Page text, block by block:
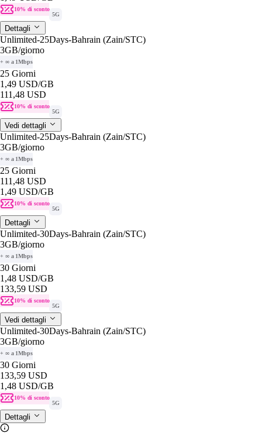
10% di sconto
5G
Dettagli
Unlimited-25Days-Bahrain (Zain/STC)
3GB/giorno
+ ∞ a 1Mbps
25 Giorni
1,49 USD/GB
111,48 USD
10% di sconto
5G
Vedi dettagli
Unlimited-25Days-Bahrain (Zain/STC)
3GB/giorno
+ ∞ a 1Mbps
25 Giorni
111,48 USD
1,49 USD/GB
10% di sconto
5G
Dettagli
Unlimited-30Days-Bahrain (Zain/STC)
3GB/giorno
+ ∞ a 1Mbps
30 Giorni
1,48 USD/GB
133,59 USD
10% di sconto
5G
Vedi dettagli
Unlimited-30Days-Bahrain (Zain/STC)
3GB/giorno
+ ∞ a 1Mbps
30 Giorni
133,59 USD
1,48 USD/GB
10% di sconto
5G
Dettagli